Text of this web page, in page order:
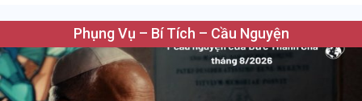
Phụng Vụ – Bí Tích – Cầu Nguyện